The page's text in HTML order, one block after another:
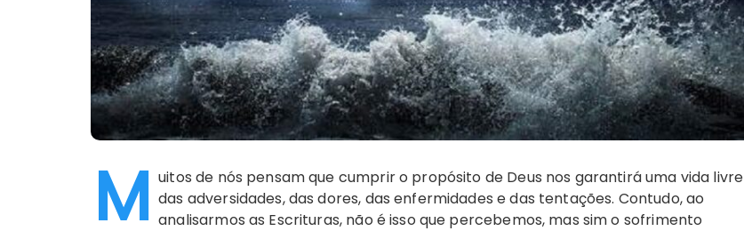
M uitos de nós pensam que cumprir o propósito de Deus nos garantirá uma vida livre
das adversidades, das dores, das enfermidades e das tentações. Contudo, ao
analisarmos as Escrituras, não é isso que percebemos, mas sim o sofrimento